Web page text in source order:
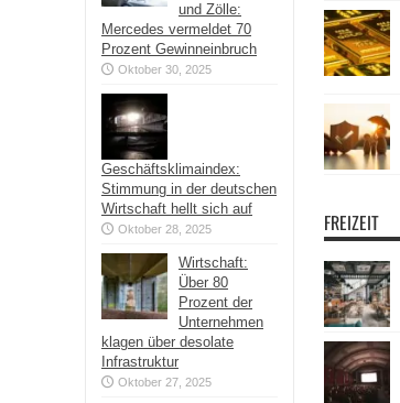
und Zölle:
Mercedes vermeldet 70
Prozent Gewinneinbruch
Oktober 30, 2025
Geschäftsklimaindex:
Stimmung in der deutschen
Wirtschaft hellt sich auf
Oktober 28, 2025
Wirtschaft:
Über 80
Prozent der
Unternehmen
klagen über desolate
Infrastruktur
Oktober 27, 2025
FREIZEIT